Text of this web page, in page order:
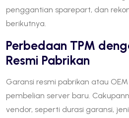
penggantian sparepart, dan
berikutnya.
Perbedaan TPM
Resmi Pabrikan
Garansi resmi pabrikan atau
pembelian server baru.
vendor, seperti durasi garansi,